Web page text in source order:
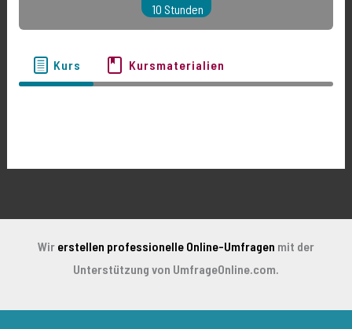
10 Stunden
Kurs Kursmaterialien
Wir erstellen professionelle Online-Umfragen mit der
Unterstützung von UmfrageOnline.com.